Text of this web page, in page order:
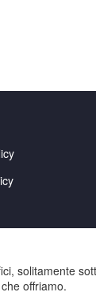
solitamente
offriamo.